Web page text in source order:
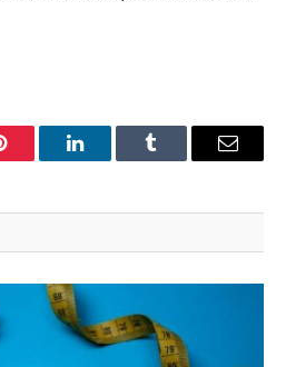
LinkedInTumblr Email